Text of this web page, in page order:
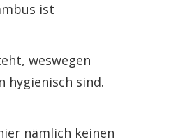
ist
weswegen
hygienisch sind.
nämlich keinen